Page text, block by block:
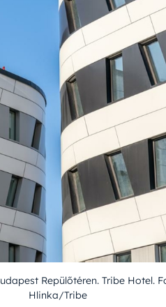
Repülőtéren. Tribe Hotel.
Hlinka/Tribe